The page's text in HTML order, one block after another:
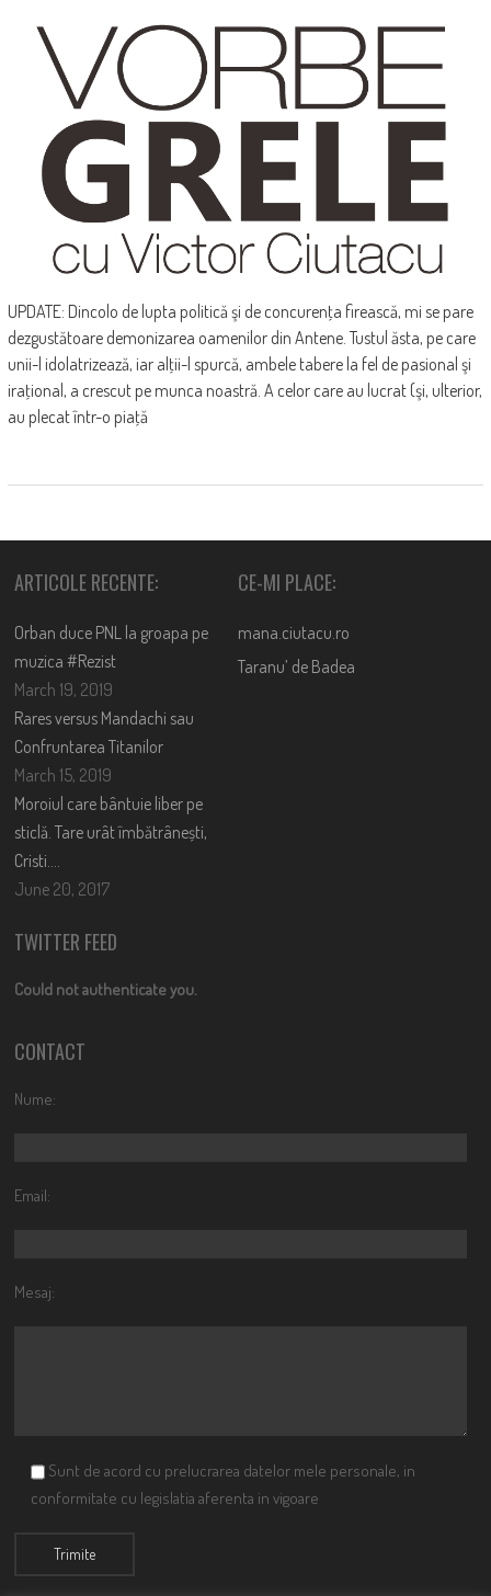
UPDATE: Dincolo de lupta politică şi de concurenţa firească, mi se pare
dezgustătoare demonizarea oamenilor din Antene. Tustul ăsta, pe care
unii-l idolatrizează, iar alţii-l spurcă, ambele tabere la fel de pasional şi
iraţional, a crescut pe munca noastră. A celor care au lucrat (şi, ulterior,
au plecat într-o piaţă
ARTICOLE RECENTE:
Orban duce PNL la groapa pe
muzica #Rezist
March 19, 2019
Rares versus Mandachi sau
Confruntarea Titanilor
March 15, 2019
Moroiul care bântuie liber pe
sticlă. Tare urât îmbătrânești,
Cristi….
June 20, 2017
CE-MI PLACE:
mana.ciutacu.ro
Taranu’ de Badea
TWITTER FEED
Could not authenticate you.
CONTACT
Nume:
Email:
Mesaj:
Sunt de acord cu prelucrarea datelor mele personale, in
conformitate cu legislatia aferenta in vigoare